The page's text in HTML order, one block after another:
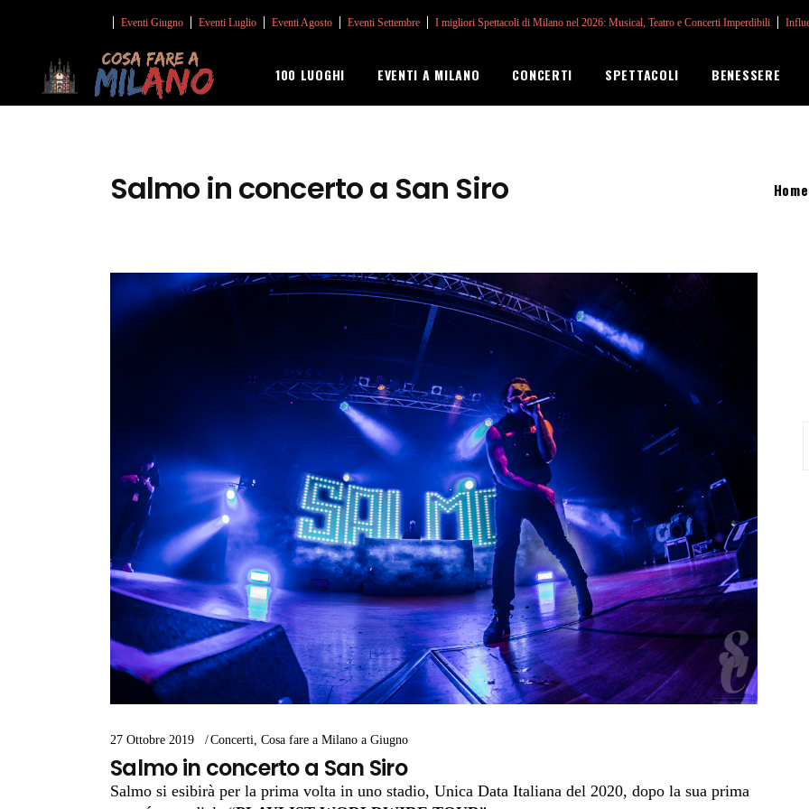
Eventi Giugno Eventi Luglio Eventi Agosto Eventi Settembre I migliori Spettacoli di Milano nel 2026: Musical, Teatro e Concerti Imperdibili
100 LUOGHI EVENTI A MILANO CONCERTI SPETTACOLI BENESSERE
Salmo in concerto a San Siro Home
27 Ottobre 2019 Concerti Cosa fare a Milano a Giugno
Salmo in concerto a San Siro
Salmo si esibirà per la prima volta in uno stadio, Unica Data Italiana del 2020, dopo la sua prima